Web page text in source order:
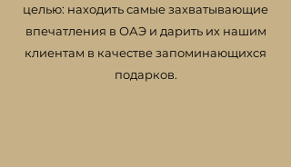
целью: находить самые захватывающие
впечатления в ОАЭ и дарить их нашим
клиентам в качестве запоминающихся
подарков.